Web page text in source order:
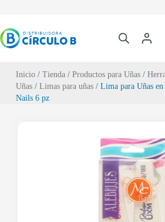
Inicio/ Tienda/ Productos para Uñas/
Uñas/ Limas para uñas/ Lima para Uñas
Nails 6 pz